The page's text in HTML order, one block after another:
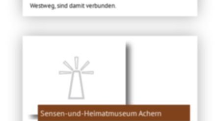
Westweg, sind damit verbunden.
Sensen-und-Heimatmuseum Achern